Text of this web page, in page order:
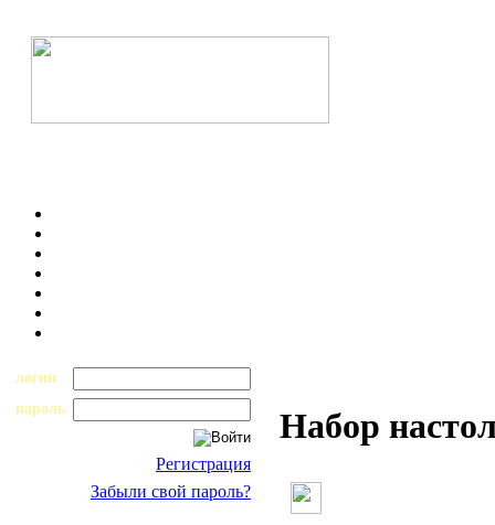
логин
пароль
Регистрация
Забыли свой пароль?
Набор